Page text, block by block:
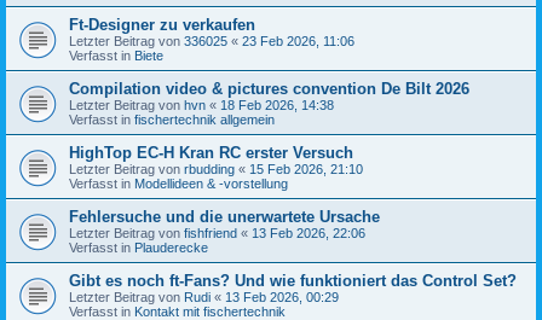
Ft-Designer zu verkaufen
Letzter Beitrag von 336025 « 23 Feb 2026, 11:06
Verfasst in Biete
Compilation video & pictures convention De Bilt 2026
Letzter Beitrag von hvn « 18 Feb 2026, 14:38
Verfasst in fischertechnik allgemein
HighTop EC-H Kran RC erster Versuch
Letzter Beitrag von rbudding « 15 Feb 2026, 21:10
Verfasst in Modellideen & -vorstellung
Fehlersuche und die unerwartete Ursache
Letzter Beitrag von fishfriend « 13 Feb 2026, 22:06
Verfasst in Plauderecke
Gibt es noch ft-Fans? Und wie funktioniert das Control Set?
Letzter Beitrag von Rudi « 13 Feb 2026, 00:29
Verfasst in Kontakt mit fischertechnik